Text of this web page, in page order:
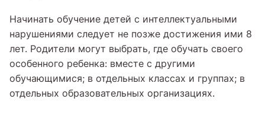
Начинать обучение детей с интеллектуальными
нарушениями следует не позже достижения ими 8
лет. Родители могут выбрать, где обучать своего
особенного ребенка: вместе с другими
обучающимися; в отдельных классах и группах; в
отдельных образовательных организациях.